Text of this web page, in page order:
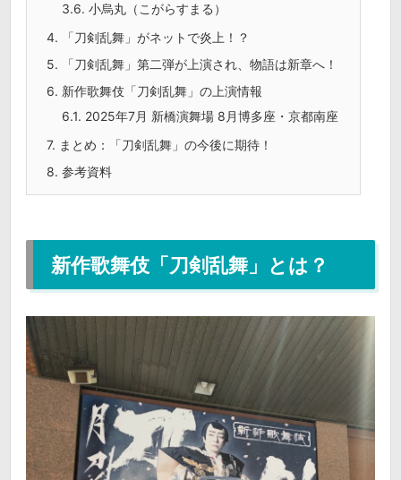
3.6. 小烏丸（こがらすまる）
4. 「刀剣乱舞」がネットで炎上！？
5. 「刀剣乱舞」第二弾が上演され、物語は新章へ！
6. 新作歌舞伎「刀剣乱舞」の上演情報
6.1. 2025年7月 新橋演舞場 8月博多座・京都南座
7. まとめ：「刀剣乱舞」の今後に期待！
8. 参考資料
新作歌舞伎「刀剣乱舞」とは？